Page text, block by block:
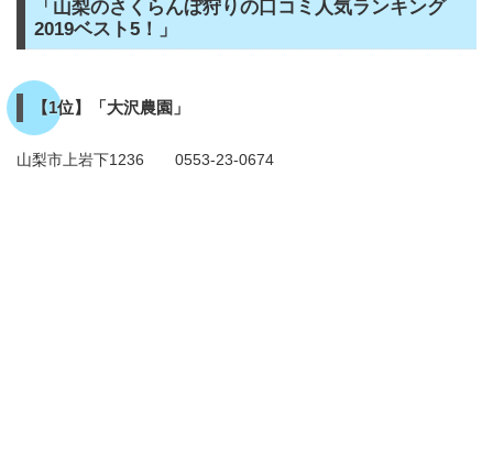
「山梨のさくらんぼ狩りの口コミ人気ランキング
2019ベスト5！」
【1位】「大沢農園」
山梨市上岩下1236 0553-23-0674